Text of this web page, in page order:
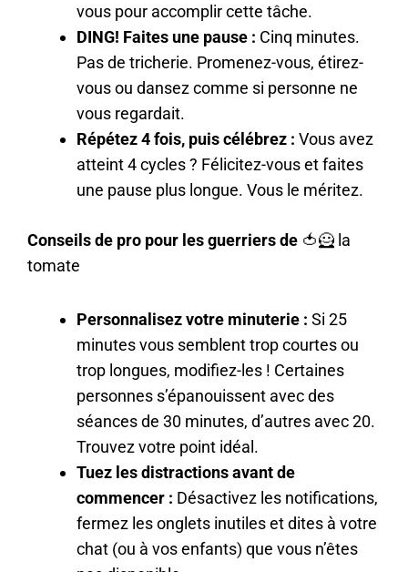
vous pour accomplir cette tâche.
DING! Faites une pause : Cinq minutes.
Pas de tricherie. Promenez-vous, étirez-
vous ou dansez comme si personne ne
vous regardait.
Répétez 4 fois, puis célébrez : Vous avez
atteint 4 cycles ? Félicitez-vous et faites
une pause plus longue. Vous le méritez.
Conseils de pro pour les guerriers de 🍅🦸 la
tomate
Personnalisez votre minuterie : Si 25
minutes vous semblent trop courtes ou
trop longues, modifiez-les ! Certaines
personnes s’épanouissent avec des
séances de 30 minutes, d’autres avec 20.
Trouvez votre point idéal.
Tuez les distractions avant de
commencer : Désactivez les notifications,
fermez les onglets inutiles et dites à votre
chat (ou à vos enfants) que vous n’êtes